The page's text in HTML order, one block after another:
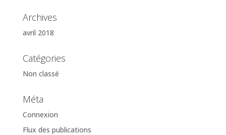
Archives
avril 2018
Catégories
Non classé
Méta
Connexion
Flux des publications